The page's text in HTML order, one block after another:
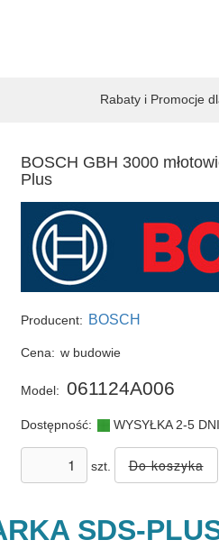
Rabaty i Promocje
BOSCH GBH 3000
Plus
Producent: BOSCH
Cena: w budowie
Model: 061124A006
Dostępność: WYSYŁKA 2-5
szt.
SDS-